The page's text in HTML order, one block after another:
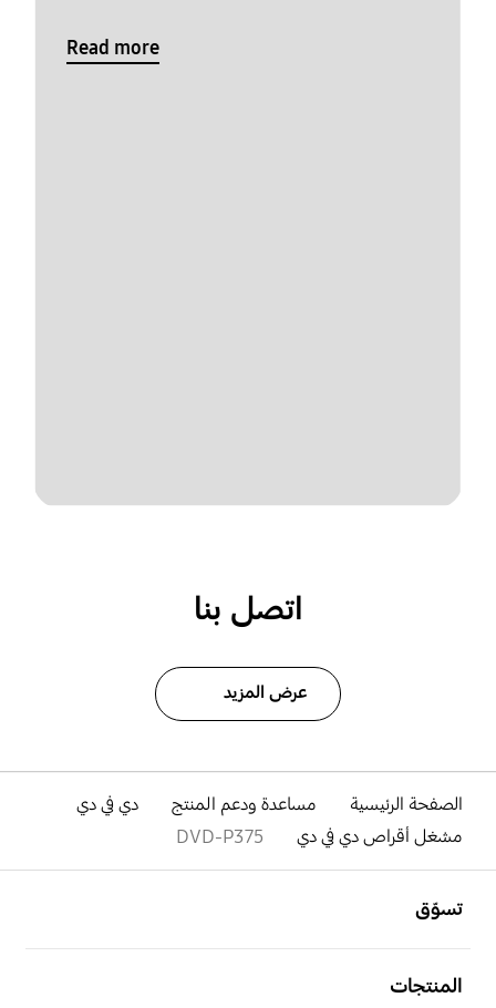
Read more
اتصل بنا
عرض المزيد
الصفحة الرئيسية مساعدة ودعم المنتج
دي في دي
مشغل أقراص دي في دي
DVD-P375
تسوّق
المنتجات